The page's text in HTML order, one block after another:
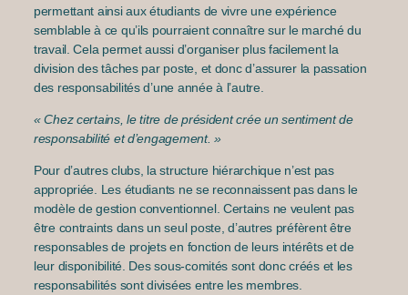
permettant ainsi aux étudiants de vivre une expérience
semblable à ce qu’ils pourraient connaître sur le marché du
travail. Cela permet aussi d’organiser plus facilement la
division des tâches par poste, et donc d’assurer la passation
des responsabilités d’une année à l’autre.
« Chez certains, le titre de président crée un sentiment de
responsabilité et d’engagement. »
Pour d’autres clubs, la structure hiérarchique n’est pas
appropriée. Les étudiants ne se reconnaissent pas dans le
modèle de gestion conventionnel. Certains ne veulent pas
être contraints dans un seul poste, d’autres préfèrent être
responsables de projets en fonction de leurs intérêts et de
leur disponibilité. Des sous-comités sont donc créés et les
responsabilités sont divisées entre les membres.